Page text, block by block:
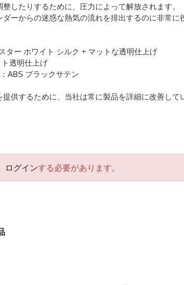
したりするために、圧力によって解放されます。
ーからの迷惑な熱気の流れを排出するのに非常に
ター ホワイト シルク + マットな透明仕上げ
透明仕上げ
ABS ブラックサテン
供するために、当社は常に製品を詳細に改善し
ログインする必要があります。